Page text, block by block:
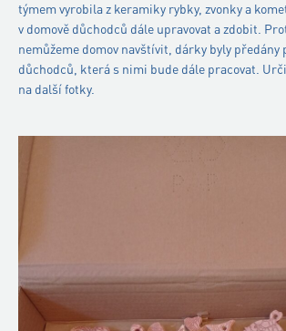
týmem vyrobila z keramiky rybky, zvonky a
v domově důchodců dále upravovat a zdobit.
nemůžeme domov navštívit, dárky byly předány
důchodců, která s nimi bude dále pracovat.
na další fotky.